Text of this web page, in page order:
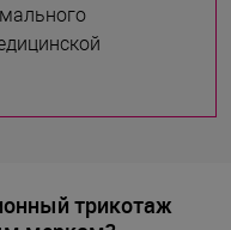
трикотаж